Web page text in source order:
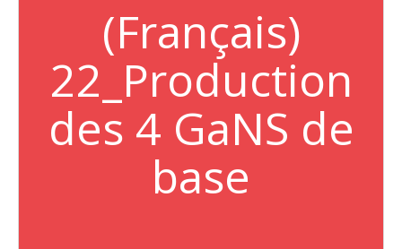
(Français)
22_Production
des 4 GaNS de
base